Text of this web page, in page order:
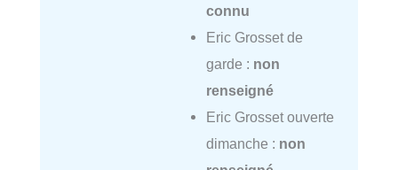
connu
Eric Grosset de
garde : non
renseigné
Eric Grosset ouverte
dimanche : non